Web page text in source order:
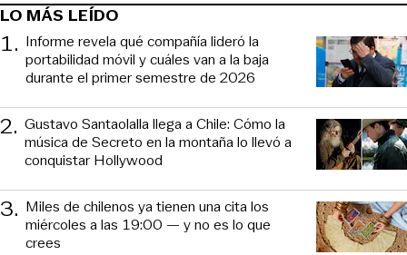
LO MÁS LEÍDO
1. Informe revela qué compañía lideró la
portabilidad móvil y cuáles van a la baja
durante el primer semestre de 2026
2. Gustavo Santaolalla llega a Chile: Cómo la
música de Secreto en la montaña lo llevó a
conquistar Hollywood
3. Miles de chilenos ya tienen una cita los
miércoles a las 19:00 — y no es lo que
crees